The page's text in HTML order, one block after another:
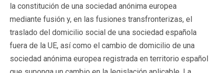
la constitución de una sociedad anónima europea
mediante fusión y, en las fusiones transfronterizas, el
traslado del domicilio social de una sociedad española
fuera de la UE, así como el cambio de domicilio de una
sociedad anónima europea registrada en territorio español